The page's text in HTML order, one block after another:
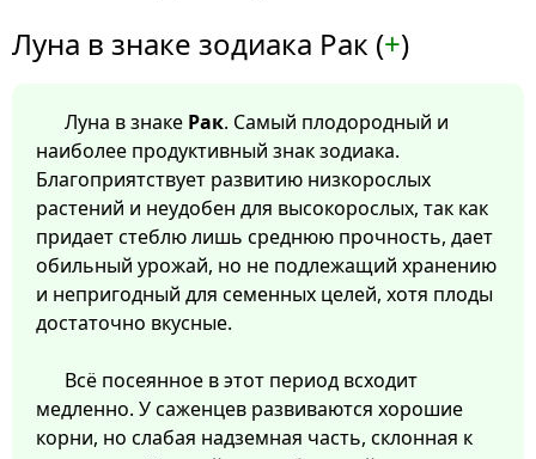
Луна в знаке зодиака Рак (+)
Луна в знаке Рак. Самый плодородный и
наиболее продуктивный знак зодиака.
Благоприятствует развитию низкорослых
растений и неудобен для высокорослых, так как
придает стеблю лишь среднюю прочность, дает
обильный урожай, но не подлежащий хранению
и непригодный для семенных целей, хотя плоды
достаточно вкусные.
Всё посеянное в этот период всходит
медленно. У саженцев развиваются хорошие
корни, но слабая надземная часть, склонная к